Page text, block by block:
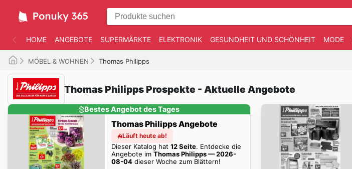
HOME ANGEBOTE SUPERMÄRKTE ELEKTRONIK GESUNDHEIT UND SCHÖNHEIT MODE
MÖBEL & WOHNEN Thomas Philipps
Thomas Philipps Prospekte - Aktuelle Angebote
Bestes Angebot des Tages
Thomas Philipps Angebote
Läuft heute ab!
Dieser Katalog hat 12 Seite. Entdecke die
Angebote im Thomas Philipps — 2026-
08-04dieser Woche zum Blättern!